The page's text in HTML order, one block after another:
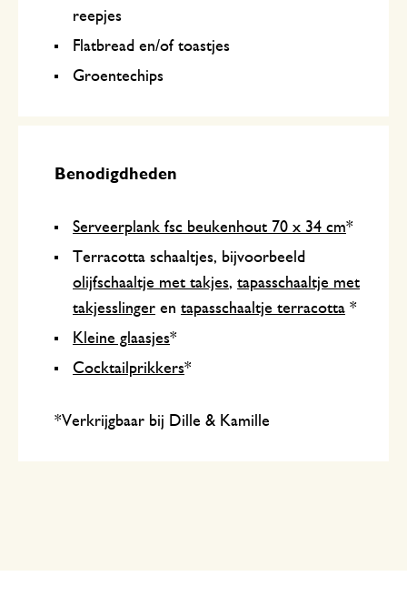
reepjes
Flatbread en/of toastjes
Groentechips
Benodigdheden
Serveerplank fsc beukenhout 70 x 34 cm*
Terracotta schaaltjes, bijvoorbeeld
olijfschaaltje met takjes, tapasschaaltje met
takjesslinger en tapasschaaltje terracotta *
Kleine glaasjes*
Cocktailprikkers*
*Verkrijgbaar bij Dille & Kamille